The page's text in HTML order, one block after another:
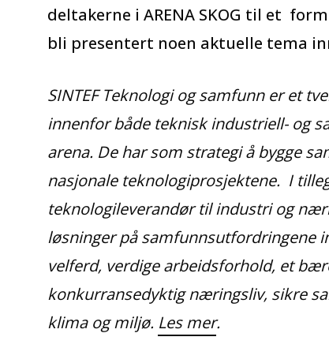
deltakerne i ARENA SKOG til et
bli presentert noen aktuelle tema
SINTEF Teknologi og samfunn er et
innenfor både teknisk industriell- og
arena. De har som strategi å bygge
nasjonale teknologiprosjektene. I
teknologileverandør til industri og
løsninger på samfunnsutfordringene
velferd, verdige arbeidsforhold, et
konkurransedyktig næringsliv, sikre
klima og miljø. Les mer.